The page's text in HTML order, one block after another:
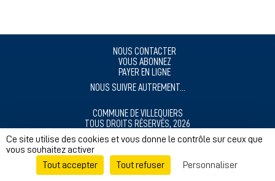
NOUS CONTACTER
VOUS ABONNEZ
PAYER EN LIGNE
NOUS SUIVRE AUTREMENT...
COMMUNE DE VILLEQUIERS
TOUS DROITS RÉSERVÉS, 2026
MENTIONS LÉGALES
RÉALISÉ AVEC ❤️ POUR NOS CITOYENS
Ce site utilise des cookies et vous donne le contrôle sur ceux que
vous souhaitez activer
Tout accepter
Tout refuser Personnaliser